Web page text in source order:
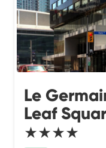
Le
Leaf
★★★★